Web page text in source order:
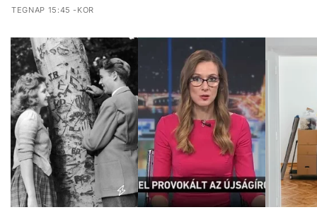
TEGNAP 15:45 -KOR